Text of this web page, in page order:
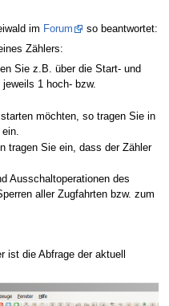
im Forum
so beantwortet:
Zählers:
Sie z.B. über die Start- und
1 hoch- bzw.
möchten, so tragen Sie in
tragen Sie ein, dass der Zähler
Ausschaltoperationen des
aller Zugfahrten bzw. zum
ist die Abfrage der aktuell